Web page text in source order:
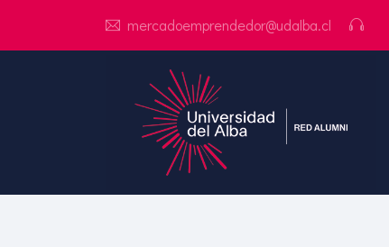
mercadoemprendedor@udalba.cl